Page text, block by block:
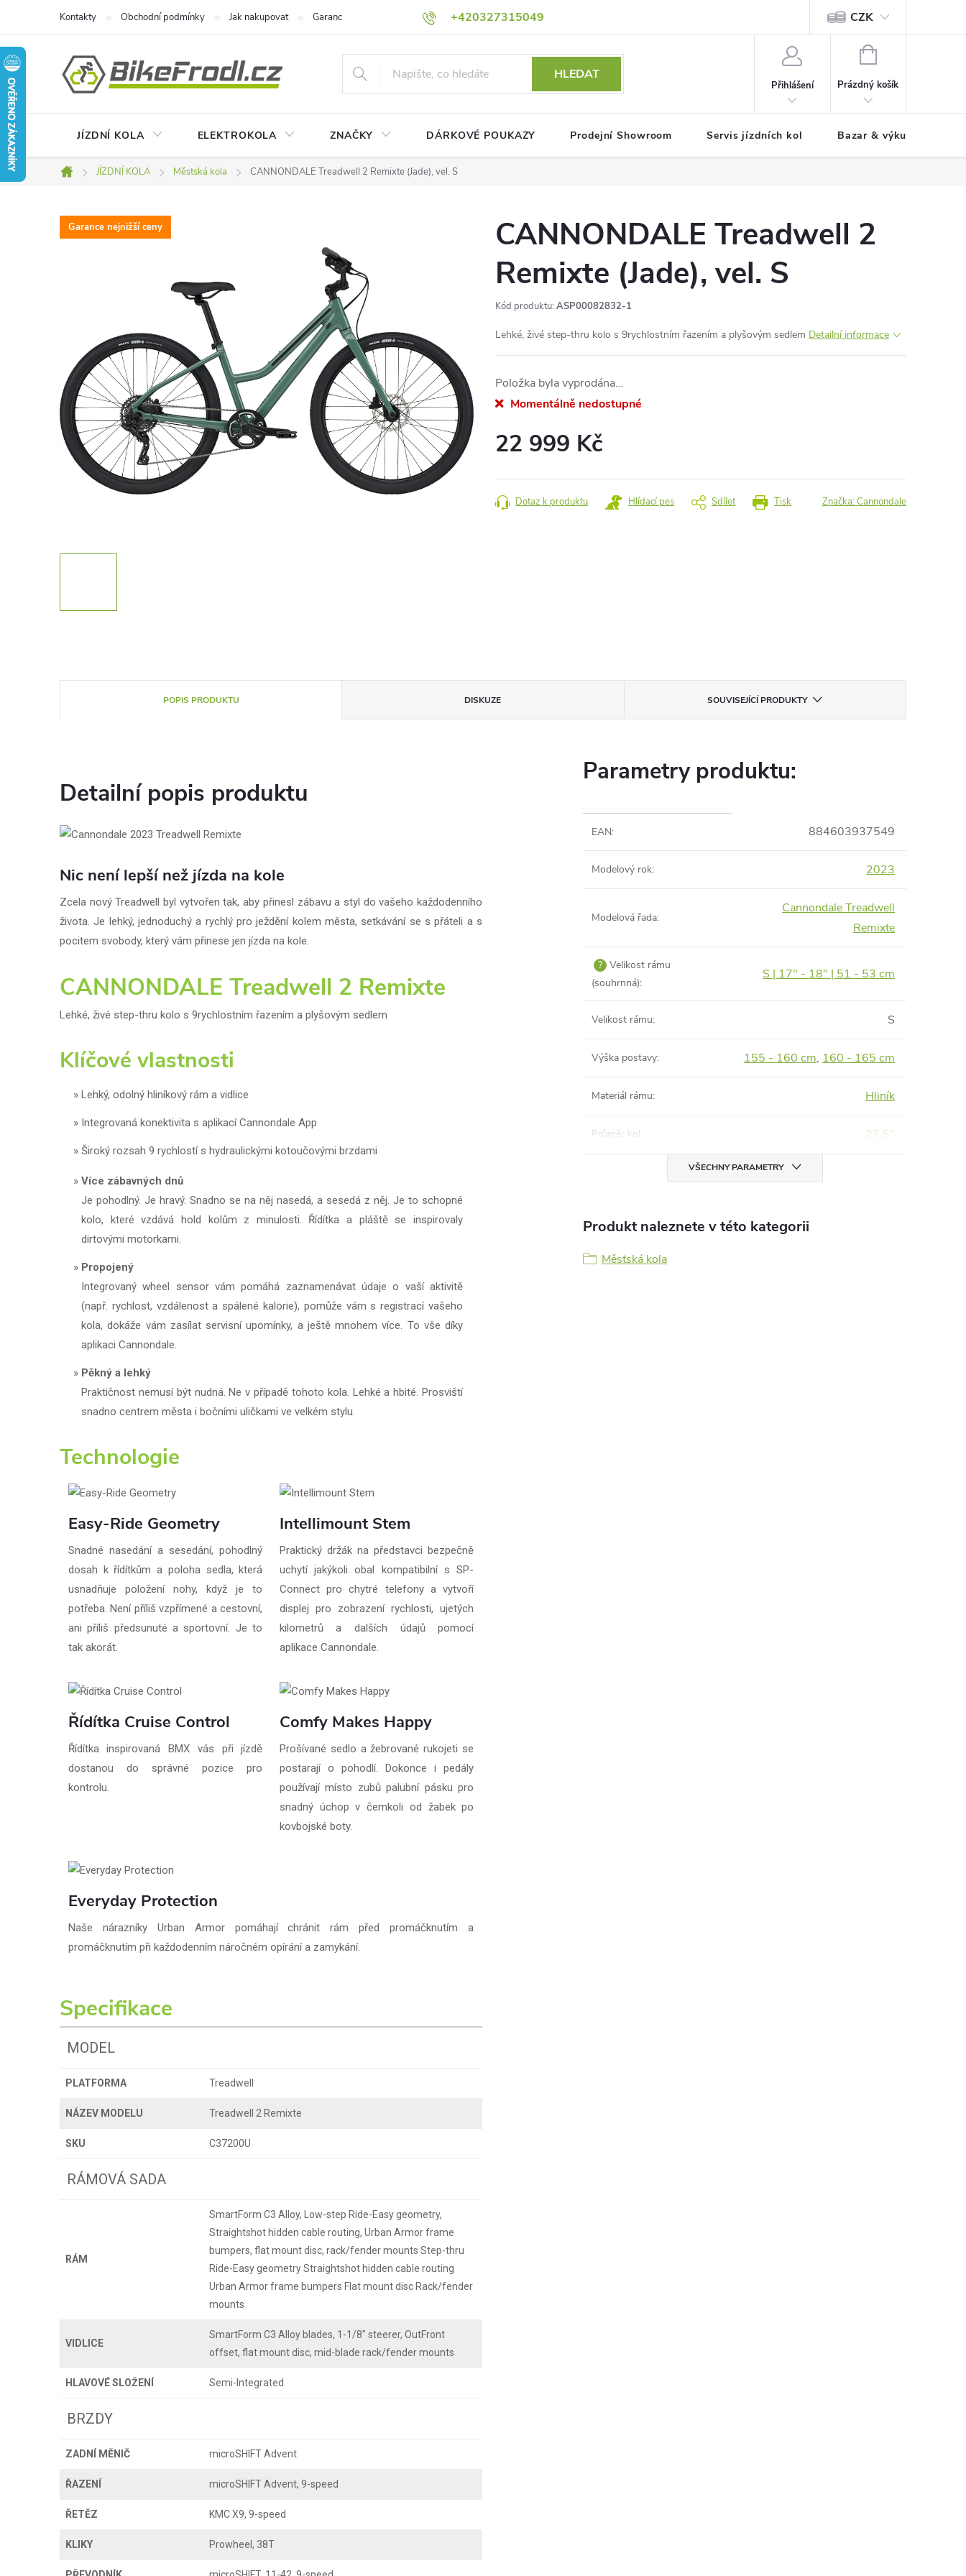
obsah
+420327315049
Kontakty Obchodní podmínky Jak nakupovat Garance nejnižší ceny! Podmínky ochrany osobních údajů CZK
HLEDAT
Přihlášení
NÁKUPNÍ
Prázdný košík
JÍZDNÍ KOLA ELEKTROKOLA ZNAČKY DÁRKOVÉ POUKAZY Prodejní Showroom Servis jízdních kol Bazar & výkup jízdních
Domů
JÍZDNÍ KOLA Městská kola CANNONDALE Treadwell 2 Remixte (Jade), vel. S
Garance nejnižší ceny
CANNONDALE Treadwell 2
Remixte (Jade), vel. S
Kód produktu: ASP00082832-1
Lehké, živé step-thru kolo s 9rychlostním řazením a plyšovým sedlem Detailní informace
Položka byla vyprodána…
Momentálně nedostupné
22 999 Kč
cena:
Tisk
Dotaz k produktu Hlídací pes Sdílet Značka:Cannondale
POPIS PRODUKTU DISKUZE SOUVISEJÍCÍ PRODUKTY
Detailní popis produktu
Nic není lepší než jízda na kole
Zcela nový Treadwell byl vytvořen tak, aby přinesl zábavu a styl do vašeho každodenního
života. Je lehký, jednoduchý a rychlý pro ježdění kolem města, setkávání se s přáteli a s
pocitem svobody, který vám přinese jen jízda na kole.
CANNONDALE Treadwell 2 Remixte
Lehké, živé step-thru kolo s 9rychlostním řazením a plyšovým sedlem
Klíčové vlastnosti
Lehký, odolný hliníkový rám a vidlice
Integrovaná konektivita s aplikací Cannondale App
Široký rozsah 9 rychlostí s hydraulickými kotoučovými brzdami
Více zábavných dnů
Je pohodlný. Je hravý. Snadno se na něj nasedá, a sesedá z něj. Je to schopné
kolo, které vzdává hold kolům z minulosti. Řídítka a pláště se inspirovaly
dirtovými motorkami.
Propojený
Integrovaný wheel sensor vám pomáhá zaznamenávat údaje o vaší aktivitě
(např. rychlost, vzdálenost a spálené kalorie), pomůže vám s registrací vašeho
kola, dokáže vám zasílat servisní upomínky, a ještě mnohem více. To vše díky
aplikaci Cannondale.
Pěkný a lehký
Praktičnost nemusí být nudná. Ne v případě tohoto kola. Lehké a hbité. Prosviští
snadno centrem města i bočními uličkami ve velkém stylu.
Technologie
Easy-Ride Geometry
Snadné nasedání a sesedání, pohodlný
dosah k řídítkům a poloha sedla, která
usnadňuje položení nohy, když je to
potřeba. Není příliš vzpřímené a cestovní,
ani příliš předsunuté a sportovní. Je to
tak akorát.
Intellimount Stem
Praktický držák na představci bezpečně
uchytí jakýkoli obal kompatibilní s SP-
Connect pro chytré telefony a vytvoří
displej pro zobrazení rychlosti, ujetých
kilometrů a dalších údajů pomocí
aplikace Cannondale.
Řídítka Cruise Control
Řídítka inspirovaná BMX vás při jízdě
dostanou do správné pozice pro
kontrolu.
Comfy Makes Happy
Prošívané sedlo a žebrované rukojeti se
postarají o pohodlí. Dokonce i pedály
používají místo zubů palubní pásku pro
snadný úchop v čemkoli od žabek po
kovbojské boty.
Everyday Protection
Naše nárazníky Urban Armor pomáhají chránit rám před promáčknutím a
promáčknutím při každodenním náročném opírání a zamykání.
Specifikace
MODEL
PLATFORMA Treadwell
NÁZEV MODELU Treadwell 2 Remixte
SKU C37200U
RÁMOVÁ SADA
RÁM
SmartForm C3 Alloy, Low-step Ride-Easy geometry,
Straightshot hidden cable routing, Urban Armor frame
bumpers, flat mount disc, rack/fender mounts Step-thru
Ride-Easy geometry Straightshot hidden cable routing
Urban Armor frame bumpers Flat mount disc Rack/fender
mounts
VIDLICE
SmartForm C3 Alloy blades, 1-1/8" steerer, OutFront
offset, flat mount disc, mid-blade rack/fender mounts
HLAVOVÉ SLOŽENÍ Semi-Integrated
BRZDY
ZADNÍ MĚNIČ microSHIFT Advent
ŘAZENÍ microSHIFT Advent, 9-speed
ŘETĚZ KMC X9, 9-speed
KLIKY Prowheel, 38T
Parametry produktu:
EAN: 884603937549
Modelový rok: 2023
Modelová řada:
Cannondale Treadwell
Remixte
? Velikost rámu
(souhrnná):
S | 17" - 18" | 51 - 53 cm
Velikost rámu: S
Výška postavy: 155 - 160 cm, 160 - 165 cm
Materiál rámu: Hliník
Průměr kol: 27,5"
VŠECHNY PARAMETRY
Produkt naleznete v této kategorii
Městská kola